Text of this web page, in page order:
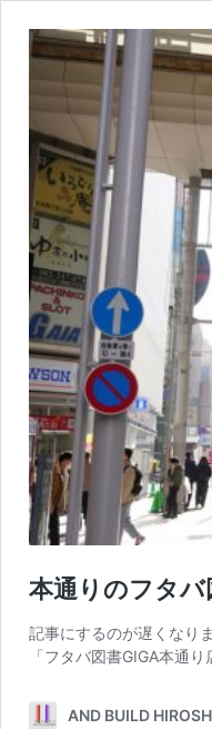
本通りのフタ
記事にするのが遅くなり
「フタバ図書GIGA本通
AND BUILD